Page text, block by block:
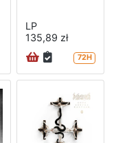
LP
135,89 zł
72H